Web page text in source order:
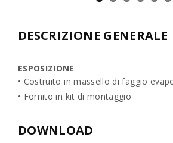
DESCRIZIONE GENERALE
ESPOSIZIONE
• Costruito in massello di faggio
• Fornito in kit di montaggio
DOWNLOAD